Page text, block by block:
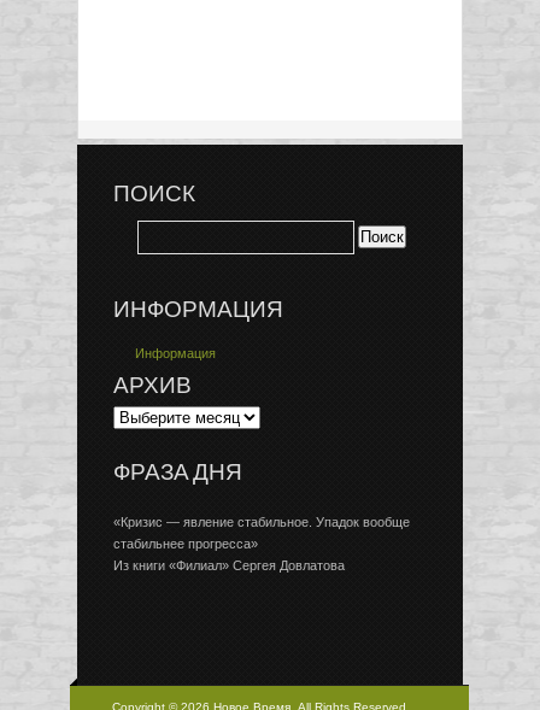
ПОИСК
ИНФОРМАЦИЯ
Информация
АРХИВ
ФРАЗА ДНЯ
«Кризис — явление стабильное. Упадок вообще
стабильнее прогресса»
Из книги «Филиал» Сергея Довлатова
Copyright © 2026 Новое Время, All Rights Reserved.